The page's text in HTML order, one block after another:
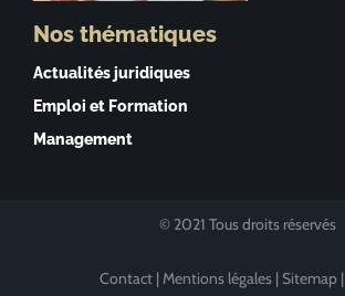
Nos thématiques
Actualités juridiques
Emploi et Formation
Management
© 2021 Tous droits réservés
Contact|Mentions légales| Sitemap|